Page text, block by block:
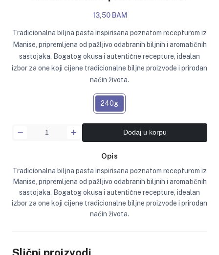
13,50 BAM
Tradicionalna biljna pasta inspirisana poznatom recepturom iz
Manise, pripremljena od pažljivo odabranih biljnih i aromatičnih
sastojaka. Bogatog okusa i autentične recepture, idealan
izbor za one koji cijene tradicionalne biljne proizvode i prirodan
način života.
240g
Dodaj u korpu
Opis
Tradicionalna biljna pasta inspirisana poznatom recepturom iz
Manise, pripremljena od pažljivo odabranih biljnih i aromatičnih
sastojaka. Bogatog okusa i autentične recepture, idealan
izbor za one koji cijene tradicionalne biljne proizvode i prirodan
način života.